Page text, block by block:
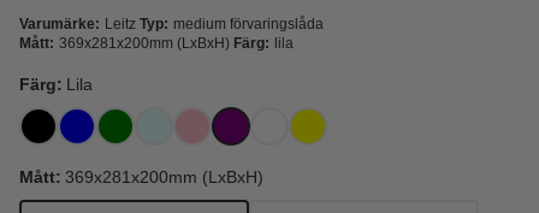
Varumärke: Leitz Typ: medium förvaringslåda
Mått: 369x281x200mm (LxBxH) Färg: lila
Färg: Lila
Mått: 369x281x200mm (LxBxH)